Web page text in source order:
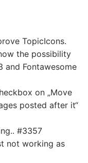
TopicIcons.
the possibility
and Fontawesome
on „Move
posted after it“
#3357
not working as